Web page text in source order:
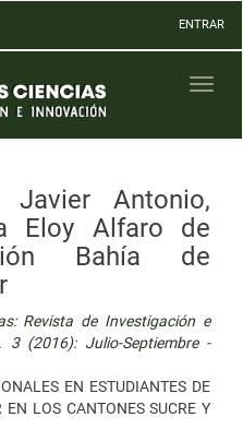
ENTRAR
Javier Antonio,
Eloy Alfaro de
Bahía de
Revista de Investigación e
(2016): Julio-Septiembre-
EN ESTUDIANTES DE
EN LOS CANTONES SUCRE Y